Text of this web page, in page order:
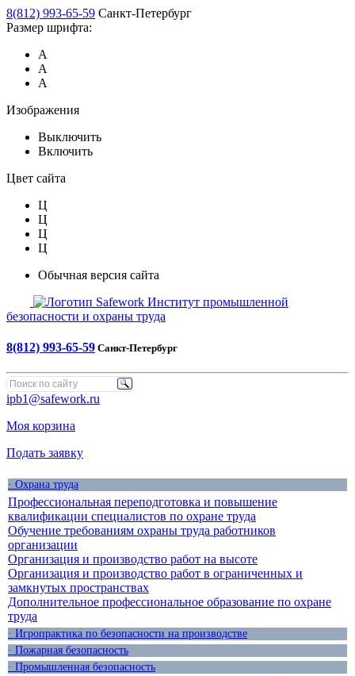
8(812) 993-65-59 Санкт-Петербург
Размер шрифта:
А
А
А
Изображения
Выключить
Включить
Цвет сайта
Ц
Ц
Ц
Ц
Обычная версия сайта
Safework Институт промышленной
безопасности и охраны труда
8(812) 993-65-59 Санкт-Петербург
ipb1@safework.ru
Моя корзина
Подать заявку
· Охрана труда
Профессиональная переподготовка и повышение
квалификации специалистов по охране труда
Обучение требованиям охраны труда работников
организации
Организация и производство работ на высоте
Организация и производство работ в ограниченных и
замкнутых пространствах
Дополнительное профессиональное образование по охране
труда
· Игропрактика по безопасности на производстве
· Пожарная безопасность
· Промышленная безопасность